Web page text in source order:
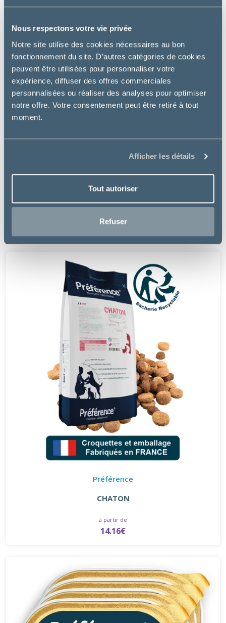
Nous respectons votre vie privée
Notre site utilise des cookies nécessaires au bon
fonctionnement du site. D’autres catégories de cookies
peuvent être utilisées pour personnaliser votre
expérience, diffuser des offres commerciales
personnalisées ou réaliser des analyses pour optimiser
notre offre. Votre consentement peut être retiré à tout
moment.
Afficher les détails
Tout autoriser
Refuser
Préférence
CHAT SENIOR
29.99€
Préférence
CHATON
à partir de
14.16€